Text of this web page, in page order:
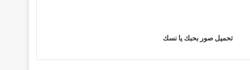
تحميل صور بحبك يا نسك